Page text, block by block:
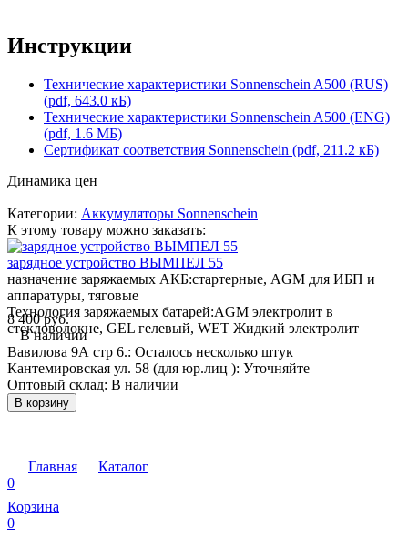
Инструкции
Технические характеристики Sonnenschein A500 (RUS)
(pdf, 643.0 кБ)
Технические характеристики Sonnenschein A500 (ENG)
(pdf, 1.6 МБ)
Сертификат соответствия Sonnenschein (pdf, 211.2 кБ)
Динамика цен
Категории: Аккумуляторы Sonnenschein
К этому товару можно заказать:
зарядное устройство ВЫМПЕЛ 55
назначение заряжаемых АКБ:стартерные, AGM для ИБП и
аппаратуры, тяговые
Технология заряжаемых батарей:AGM электролит в
стекловолокне, GEL гелевый, WET Жидкий электролит
8 400 руб.
В наличии
Вавилова 9А стр 6.: Осталось несколько штук
Кантемировская ул. 58 (для юр.лиц ): Уточняйте
Оптовый склад: В наличии
В корзину
Главная
Каталог
0
Корзина
0